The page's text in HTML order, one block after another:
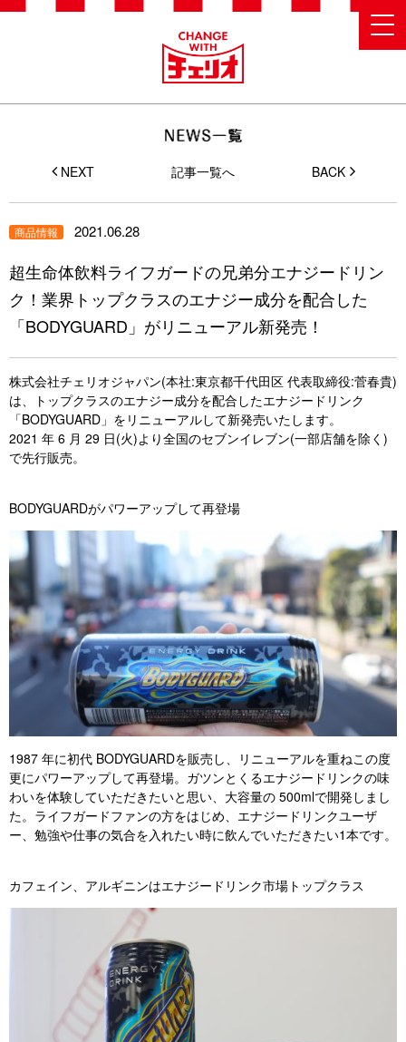
NEXT 記事一覧へ BACK
商品情報 2021.06.28
超生命体飲料ライフガードの兄弟分エナジードリン
ク！業界トップクラスのエナジー成分を配合した
「BODYGUARD」がリニューアル新発売！
株式会社チェリオジャパン(本社:東京都千代田区 代表取締役:菅春貴)
は、トップクラスのエナジー成分を配合したエナジードリンク
「BODYGUARD」をリニューアルして新発売いたします。
2021 年 6 月 29 日(火)より全国のセブンイレブン(一部店舗を除く)
で先行販売。
BODYGUARDがパワーアップして再登場
1987 年に初代 BODYGUARDを販売し、リニューアルを重ねこの度
更にパワーアップして再登場。ガツンとくるエナジードリンクの味
わいを体験していただきたいと思い、大容量の 500mlで開発しまし
た。ライフガードファンの方をはじめ、エナジードリンクユーザ
ー、勉強や仕事の気合を入れたい時に飲んでいただきたい1本です。
カフェイン、アルギニンはエナジードリンク市場トップクラス